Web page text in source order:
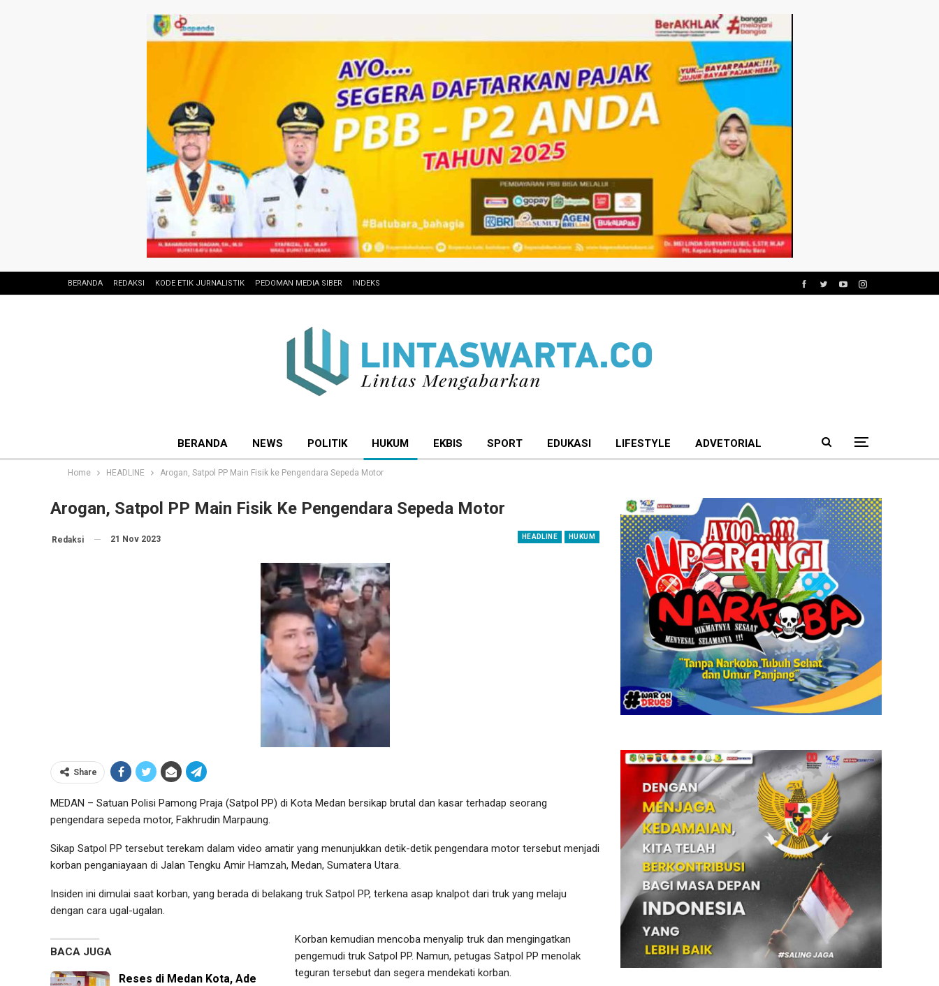
BERANDA REDAKSI KODE ETIK JURNALISTIK PEDOMAN MEDIA SIBER INDEKS
BERANDA NEWS POLITIK HUKUM EKBIS SPORT EDUKASI LIFESTYLE ADVETORIAL
Home HEADLINE Arogan, Satpol PP Main Fisik ke Pengendara Sepeda Motor
Arogan, Satpol PP Main Fisik Ke Pengendara Sepeda Motor
HEADLINE HUKUM
Redaksi 21 Nov 2023
Share
MEDAN – Satuan Polisi Pamong Praja (Satpol PP) di Kota Medan bersikap brutal dan kasar terhadap seorang
pengendara sepeda motor, Fakhrudin Marpaung.
Sikap Satpol PP tersebut terekam dalam video amatir yang menunjukkan detik-detik pengendara motor tersebut menjadi
korban penganiayaan di Jalan Tengku Amir Hamzah, Medan, Sumatera Utara.
Insiden ini dimulai saat korban, yang berada di belakang truk Satpol PP, terkena asap knalpot dari truk yang melaju
dengan cara ugal-ugalan.
BACA JUGA
Reses di Medan Kota, Ade
Korban kemudian mencoba menyalip truk dan mengingatkan
pengemudi truk Satpol PP. Namun, petugas Satpol PP menolak
teguran tersebut dan segera mendekati korban.